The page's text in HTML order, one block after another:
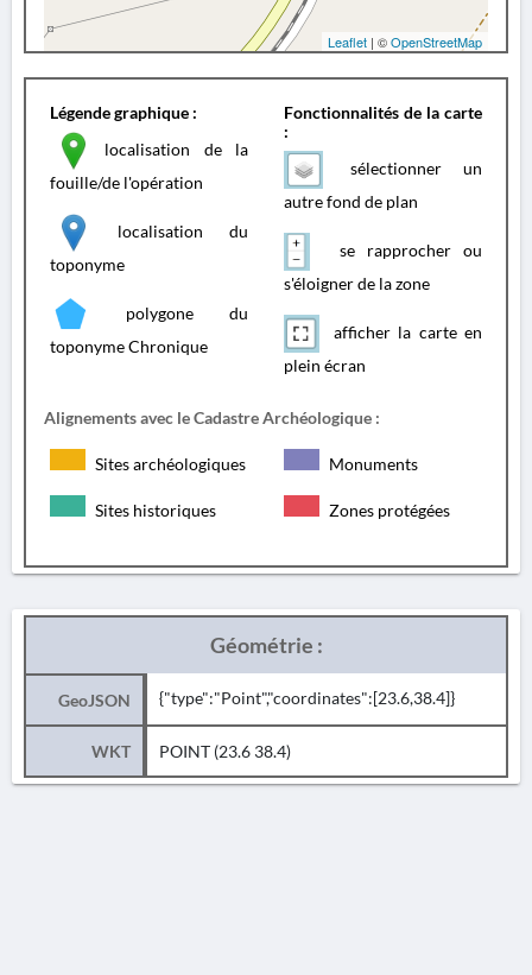
Leaflet | ©OpenStreetMap
Légende graphique :
localisation de la
fouille/de l'opération
localisation du
toponyme
polygone du
toponyme Chronique
Fonctionnalités de la carte
:
sélectionner un
autre fond de plan
se rapprocher ou
s'éloigner de la zone
afficher la carte en
plein écran
Alignements avec le Cadastre Archéologique :
Sites archéologiques Monuments
Sites historiques Zones protégées
Géométrie :
GeoJSON {"type":"Point","coordinates":[23.6,38.4]}
WKT POINT (23.6 38.4)